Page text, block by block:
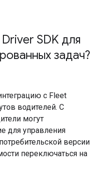
SDK для
задач?
с Fleet
водителей. С
могут
для управления
версии
переключаться на